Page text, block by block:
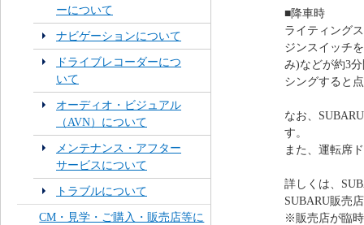
ーについて
ナビゲーションについて
ドライブレコーダーにつ
いて
オーディオ・ビジュアル
（AVN）について
メンテナンス・アフター
サービスについて
トラブルについて
CM・見学・ご購入・販売店等に
■降車時
ライティング
ジンスイッチ
み)などが約3
シングすると
なお、
す。
また、運転席
詳しくは、
SUBARU販売
※販売店が臨